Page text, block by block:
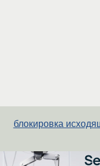
блокировка